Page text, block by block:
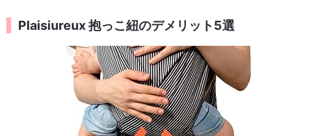
Plaisiureux 抱っこ紐のデメリット5選